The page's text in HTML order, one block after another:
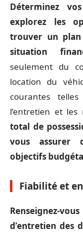
Déterminez
explorez les
trouver un
situation
seulement du
location du
courantes
l’entretien et les
total de
vous assurer
objectifs
Fiabilité et
Renseignez-
d’entretien des